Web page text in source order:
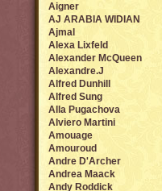
Aigner
AJ ARABIA WIDIAN
Ajmal
Alexa Lixfeld
Alexander McQueen
Alexandre.J
Alfred Dunhill
Alfred Sung
Alla Pugachova
Alviero Martini
Amouage
Amouroud
Andre D'Archer
Andrea Maack
Andy Roddick